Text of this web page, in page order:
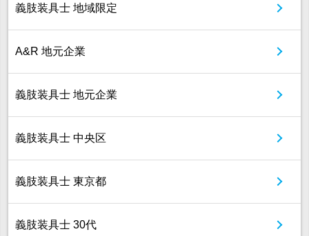
義肢装具士 地域限定
A&R 地元企業
義肢装具士 地元企業
義肢装具士 中央区
義肢装具士 東京都
義肢装具士 30代